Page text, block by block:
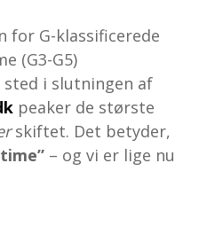
for G-klassificerede
(G3-G5)
i slutningen af
peaker de største
skiftet. Det betyder,
– og vi er lige nu